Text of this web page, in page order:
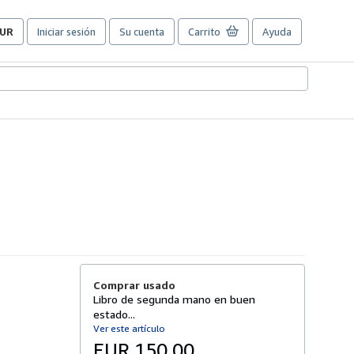
Iniciar sesión Su cuenta Carrito Ayuda
Comprar usado
Libro de segunda mano en buen
estado...
Ver este artículo